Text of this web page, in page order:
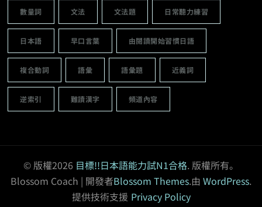
數量詞 文法 文法題 日常聽力練習
日本語 早口言葉 由閱讀開始習慣日語
複合動詞 語彙 語彙題 近義詞
逆索引 難讀漢字 頻道內容
© 版權2026 目標!!日本語能力試N1合格. 版權所有。
Blossom Coach | 開發者Blossom Themes.由 WordPress.
提供技術支援 Privacy Policy